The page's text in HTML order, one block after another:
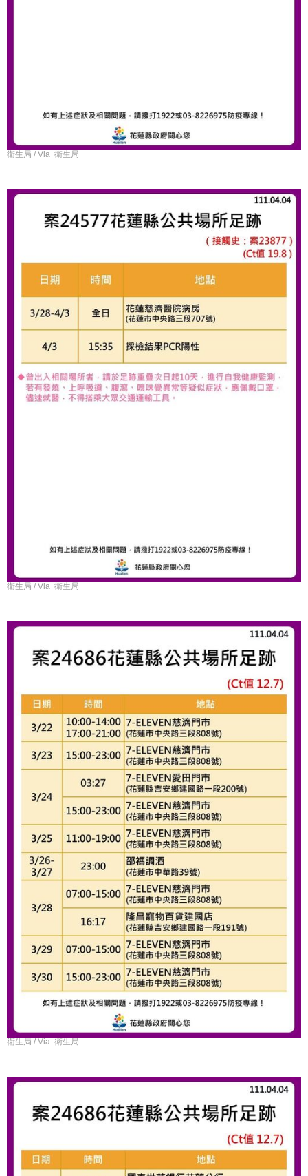
衛生局 / Via 衛生局
衛生局 / Via 衛生局
衛生局 / Via 衛生局